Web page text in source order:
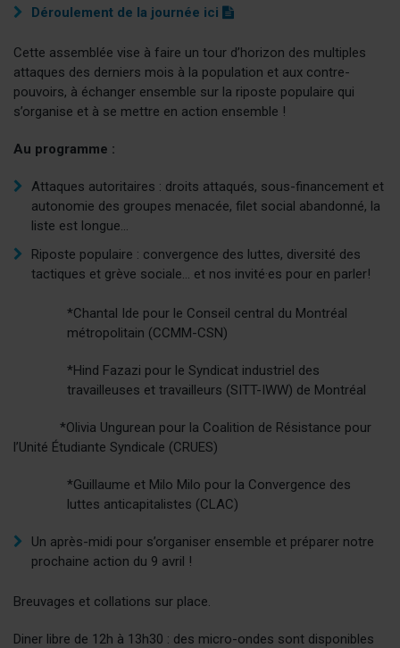
Déroulement de la journée ici
(
d
f
)
Cette assemblée vise à faire un tour d’horizon des multiples
attaques des derniers mois à la population et aux contre-
pouvoirs, à échanger ensemble sur la riposte populaire qui
s’organise et à se mettre en action ensemble !
Au programme :
Attaques autoritaires : droits attaqués, sous-financement et
autonomie des groupes menacée, filet social abandonné, la
liste est longue…
Riposte populaire : convergence des luttes, diversité des
tactiques et grève sociale… et nos invité·es pour en parler!
*Chantal Ide pour le Conseil central du Montréal
métropolitain (CCMM-CSN)
*Hind Fazazi pour le Syndicat industriel des
travailleuses et travailleurs (SITT-IWW) de Montréal
*Olivia Ungurean pour la Coalition de Résistance pour
l’Unité Étudiante Syndicale (CRUES)
*Guillaume et Milo Milo pour la Convergence des
luttes anticapitalistes (CLAC)
Un après-midi pour s’organiser ensemble et préparer notre
prochaine action du 9 avril !
Breuvages et collations sur place.
Diner libre de 12h à 13h30 : des micro-ondes sont disponibles